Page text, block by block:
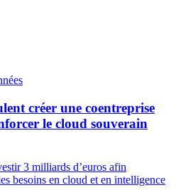
créer une coentreprise
le cloud souverain
3 milliards d’euros afin
besoins en cloud et en intelligence